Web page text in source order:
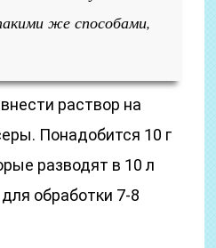
же способами,
раствор на
Понадобится 10 г
разводят в 10 л
обработки 7-8